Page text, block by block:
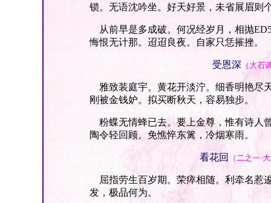
锁。无语沈吟坐。好天好景，未省展眉则
从前早是多成破。何况经岁月，相抛
悔恨无计那。迢迢良夜。自家只恁摧挫。
受恩深 （大石
雅致装庭宇。黄花开淡泞。细香明艳尽
刚被金钱妒。拟买断秋天，容易独步。
粉蝶无情蜂已去。要上金尊，惟有诗人
陶令轻回顾。免憔悴东篱，冷烟寒雨。
看花回 （二之一·
屈指劳生百岁期。荣瘁相随。利牵名惹
发，极品何为。